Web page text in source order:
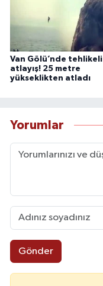
Van Gölü’nde tehlikeli
atlayış! 25 metre
yükseklikten atladı
Yorumlar
Gönder